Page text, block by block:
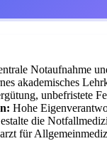
Notaufnahme
akademisches
unbefristete
Hohe
die
für